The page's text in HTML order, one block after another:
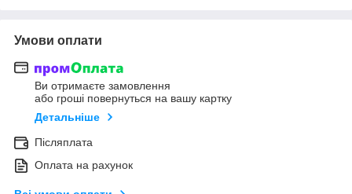
Умови оплати
Ви отримаєте замовлення
або гроші повернуться на вашу картку
Детальніше
Післяплата
Оплата на рахунок